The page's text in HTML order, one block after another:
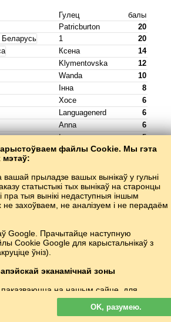
Гулец
балы
Patricburton
20
1
20
Ксена
14
Klymentovska
12
Wanda
10
Інна
8
Хосе
6
Languagenerd
6
Anna
6
Ілона 5
Гулец
балы
Wanda
Patricburton
Olga
109
80
файлы Cookie. Мы гэта
мэтаў:
вашай прыладзе вашых вынікаў у гульні
статыстыкі тых вынікаў на старонцы
пра тыя вынікі недаступныя іншым
не захоўваем, не аналізуем і не перадаём
Google. Прачытайце наступную
Cookie Google для карыстальнікаў з
ўніз).
эканамічнай зоны
паказваюцца на нашым сайце, для
пэрсаналізуюцца. У такой рэкляме
для пэрсаналізацыі аб’яваў,
частаты паказаў, падрых­тоўкі
OK, разумею.